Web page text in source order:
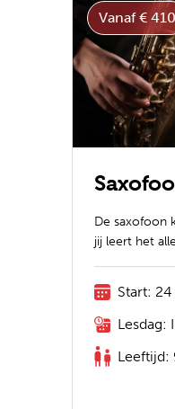
Vanaf € 410
De saxofoon
jij leert het
Start:
Lesdag:
Leeftijd: